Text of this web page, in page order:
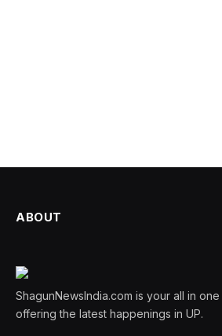
ABOUT
ShagunNewsIndia.com is your all in
offering the latest happenings in UP.